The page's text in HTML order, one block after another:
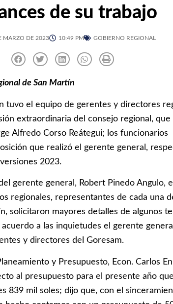
de su trabajo
MARZO DE 2023 10:49 PM GOBIERNO REGIONAL
de San Martín
tuvo el equipo de gerentes y directores
extraordinaria del consejo regional, que
Alfredo Corso Reátegui; los funcionarios
que realizó el gerente general,
2023.
gerente general, Robert Pinedo Angulo,
regionales, representantes de cada una
solicitaron mayores detalles de algunos
a las inquietudes el gerente
y directores del Goresam.
y Presupuesto, Econ. Carlos
al presupuesto para el presente año
839 mil soles; dijo que, con el